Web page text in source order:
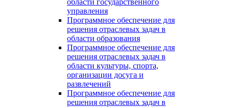
области государственного
управления
Программное обеспечение для
решения отраслевых задач в
области образования
Программное обеспечение для
решения отраслевых задач в
области культуры, спорта,
организации досуга и
развлечений
Программное обеспечение для
решения отраслевых задач в